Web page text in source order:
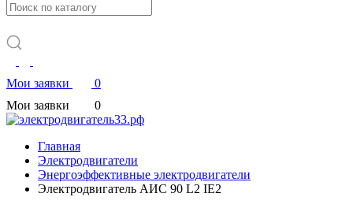
Мои заявки
0
Мои заявки
0
Главная
Электродвигатели
Энергоэффективные электродвигатели
Электродвигатель АИС 90 L2 IE2